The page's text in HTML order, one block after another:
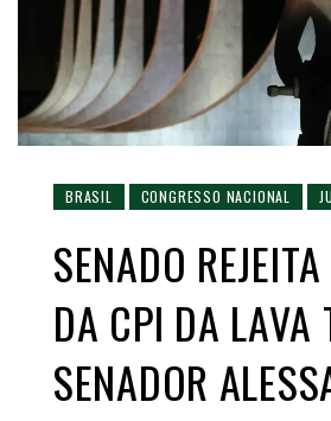
BRASIL CONGRESSO NACIONAL
SENADO
DA CPI DA LAVA
SENADOR